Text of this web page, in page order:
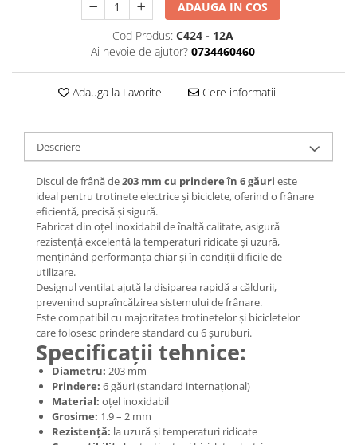
Valve & extensii
Display-uri / ecrane
Motoare
Cabluri motoare
Baterii
Controlere & Conversoare DC/DC
Încărcătoare
Prize de încărcare
Cabluri pentru baterii
Componente baterii
Localizatoare GPS
Mecanică
Furci / mânere principale &
secundare
Pliere, pasadores & tije
Crickuri / suporturi parcare
ADAUGA IN COS
Cod Produs: C424 - 12A
Ai nevoie de ajutor? 0734460460
Adauga la Favorite Cere informatii
Descriere
Discul de frână de203 mm cu prindere în 6 găuri este
ideal pentru trotinete electrice și biciclete, oferind o frânare
eficientă, precisă și sigură.
Fabricat din oțel inoxidabil de înaltă calitate, asigură
rezistență excelentă la temperaturi ridicate și uzură,
menținând performanța chiar și în condiții dificile de
utilizare.
Designul ventilat ajută la disiparea rapidă a căldurii,
prevenind supraîncălzirea sistemului de frânare.
Este compatibil cu majoritatea trotinetelor și bicicletelor
care folosesc prindere standard cu 6 șuruburi.
Specificații tehnice:
Diametru: 203 mm
Prindere: 6 găuri (standard internațional)
Material: oțel inoxidabil
Grosime: 1.9 – 2 mm
Rezistență: la uzură și temperaturi ridicate